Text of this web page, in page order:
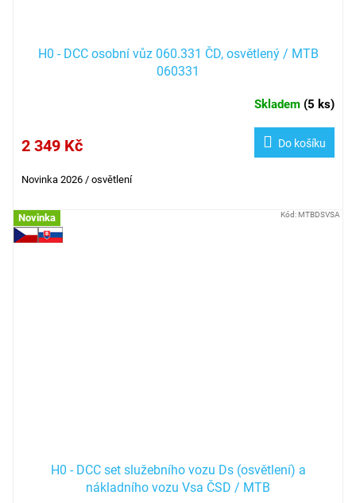
H0 - DCC osobní vůz 060.331 ČD, osvětlený / MTB
060331
Skladem (5 ks)
2 349 Kč Do košíku
Novinka 2026 / osvětlení
Novinka
H0 - DCC set služebního vozu Ds (osvětlení) a
nákladního vozu Vsa ČSD / MTB
Kód:MTBDSVSA